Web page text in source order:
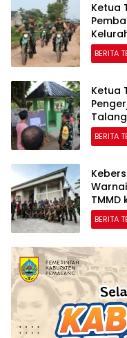
Ketua
BERITA
Ketua
BERITA
TMMD
BERITA